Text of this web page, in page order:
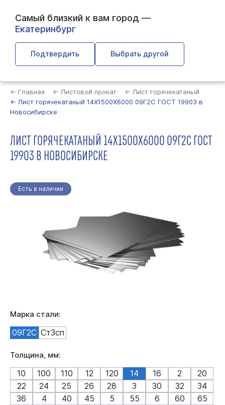
Самый близкий к вам город —
Екатеринбург
Подтвердить Выбрать другой
← Главная ← Листовой прокат
← Лист горячекатаный
← Лист горячекатаный 14Х1500Х6000 09Г2С ГОСТ 19903 в
Новосибирске
ЛИСТ ГОРЯЧЕКАТАНЫЙ 14Х1500Х6000 09Г2С ГОСТ
19903 В НОВОСИБИРСКЕ
Есть в наличии
Марка стали:
09Г2С Ст3сп
Толщина, мм:
10 100 110 12 120 14 16 2
20
22
24 25 26 28 3 30 32
34
36
4 40 45 5 55 6 60
65